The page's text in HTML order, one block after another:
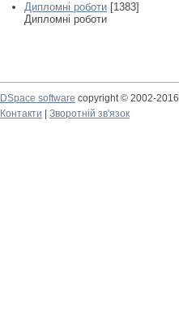
Дипломні роботи [1383]
Дипломні роботи
DSpace software copyright © 2002-2016
Контакти
Зворотній зв'язок